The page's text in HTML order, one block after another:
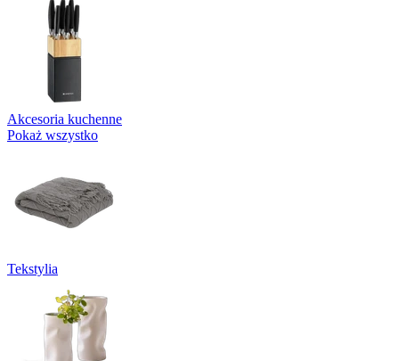
Akcesoria kuchenne
Pokaż wszystko
Tekstylia